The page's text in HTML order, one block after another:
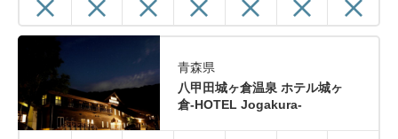
青森県
八甲田城ヶ倉温泉 ホテル城ヶ
倉-HOTEL Jogakura-